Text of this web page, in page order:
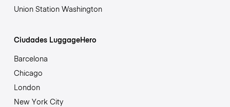
Union Station Washington
Ciudades LuggageHero
Barcelona
Chicago
London
New York City